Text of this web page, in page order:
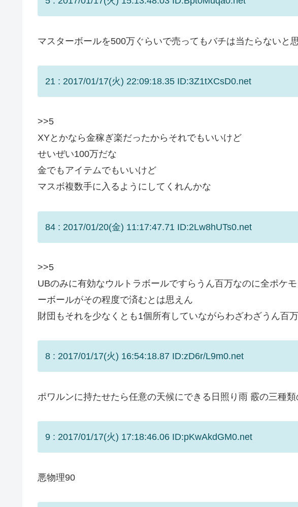
マスターボールを500万ぐらいで売ってもバチは当たらないと
21 : 2017/01/17(火) 22:09:18.35 ID:3Z1tXCsD0.net
>>5
XYとかなら金稼ぎ楽だったからそれでもいいけど
せいぜい100万だな
金でもアイテムでもいいけど
マスボ複数手に入るようにしてくれんかな
84 : 2017/01/20(金) 11:17:47.71 ID:2Lw8hUTs0.net
>>5
UBのみに有効なウルトラボールですらうん百万なのに全ポケ
ーボールがその程度で済むとは思えん
財団もそれを少なくとも1個所有していながらわざわざうん百
8 : 2017/01/17(火) 16:54:18.87 ID:zD6r/L9m0.net
ポワルンに持たせたら任意の天候にできる日照り雨 霰の三種
9 : 2017/01/17(火) 17:18:46.06 ID:pKwAkdGM0.net
悪物理90